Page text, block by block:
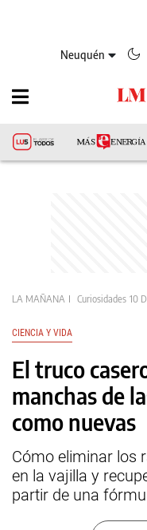
Neuquén
LA MAÑANA Curiosidades 10
CIENCIA Y VIDA
El truco
manchas de
como nuevas
Cómo eliminar los
en la vajilla y
partir de una